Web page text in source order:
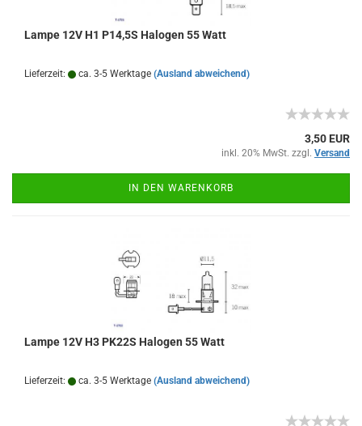
Lampe 12V H1 P14,5S Halogen 55 Watt
Lieferzeit: ca. 3-5 Werktage (Ausland abweichend)
3,50 EUR
inkl. 20% MwSt. zzgl. Versand
IN DEN WARENKORB
Lampe 12V H3 PK22S Halogen 55 Watt
Lieferzeit: ca. 3-5 Werktage (Ausland abweichend)